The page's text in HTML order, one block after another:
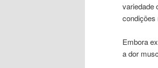
variedade
condições
Embora
a dor